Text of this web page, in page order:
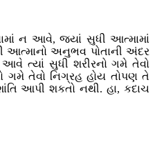
ન આવે, જ્યાં સુધી આત્મામાં
આત્માનો અનુભવ પોતાની અંદર
ત્યાં સુધી શરીરનો ગમે તેવો
તેવો નિગ્રહ હોય તોપણ તે
આપી શકતો નથી. હા, કદાચ